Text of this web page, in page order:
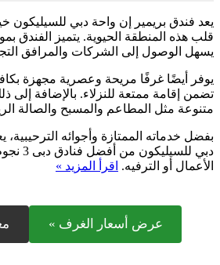
يعد فندق بريمير إن واحة دبي للسيليكون
قلب هذه المنطقة الحيوية. يتميز الفندق
يسهل الوصول إلى الشركات والمرافق
يوفر أيضًا غرفًا مريحة وعصرية مجهزة
تضمن إقامة ممتعة للنزلاء. بالإضافة إلى
متنوعة مثل المطاعم والمسبح والصالة
بفضل خدماته الممتازة وأجوائه الترحيبية،
دبي
الأعمال أو الترفيه. اقرأ المزيد »
عرض أسعار الغرف »